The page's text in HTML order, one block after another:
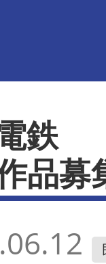
鉄
品募